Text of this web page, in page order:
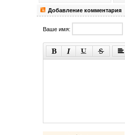
Добавление комментария
Ваше имя: